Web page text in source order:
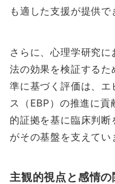
も適した支援が提供で
さらに、心理学研究
法の効果を検証する
準に基づく評価は、エ
ス（EBP）の推進に
的証拠を基に臨床判
がその基盤を支えてい
主観的視点と感情の